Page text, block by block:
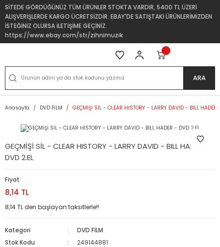
SİTEDE GÖRDÜĞÜNÜZ TÜM ÜRÜNLER STOKTA VARDIR, 5400 TL ÜZERİ
ALIŞVERİŞLERDE KARGO ÜCRETSİZDİR. EBAY'DE SATIŞTAKİ ÜRÜNLERİMİZDEN
İSTEĞİNİZ OLURSA İLETİŞİME GEÇİNİZ.
https://www.ebay.com/str/zihnimuzik
ARA
Anasayfa DVD FİLM GEÇMİŞİ SİL - CLEAR HISTORY - LARRY DAVID - BILL HADER
GEÇMİŞİ SİL - CLEAR HISTORY - LARRY DAVID - BILL HADER -
DVD 2.EL
Fiyat
8,14 TL
8,14 TL den başlayan taksitlerle!!
Kategori
DVD FİLM
Stok Kodu
249144881